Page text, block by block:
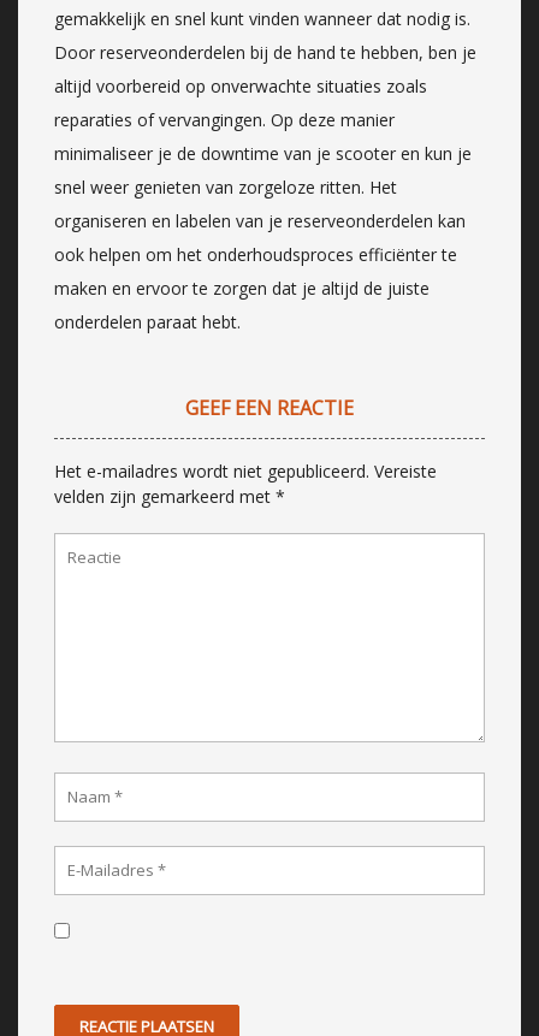
gemakkelijk en snel kunt vinden wanneer dat nodig is.
Door reserveonderdelen bij de hand te hebben, ben je
altijd voorbereid op onverwachte situaties zoals
reparaties of vervangingen. Op deze manier
minimaliseer je de downtime van je scooter en kun je
snel weer genieten van zorgeloze ritten. Het
organiseren en labelen van je reserveonderdelen kan
ook helpen om het onderhoudsproces efficiënter te
maken en ervoor te zorgen dat je altijd de juiste
onderdelen paraat hebt.
GEEF EEN REACTIE
Het e-mailadres wordt niet gepubliceerd. Vereiste
velden zijn gemarkeerd met *